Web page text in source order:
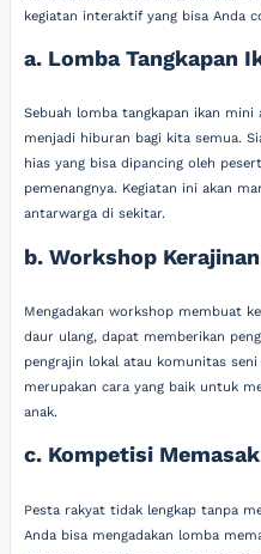
kegiatan interaktif yang bisa Anda
a. Lomba Tangkapan
Sebuah lomba tangkapan ikan
menjadi hiburan bagi kita semua.
hias yang bisa dipancing oleh
pemenangnya. Kegiatan ini akan
antarwarga di sekitar.
b. Workshop
Mengadakan workshop membuat
daur ulang, dapat memberikan
pengrajin lokal atau komunitas
merupakan cara yang baik untuk
anak.
c. Kompetisi Memasak
Pesta rakyat tidak lengkap tanpa
Anda bisa mengadakan lomba